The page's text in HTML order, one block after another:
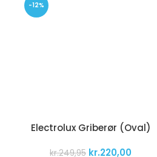
-12%
Electrolux Griberør (Oval)
kr.249,95 kr.220,00